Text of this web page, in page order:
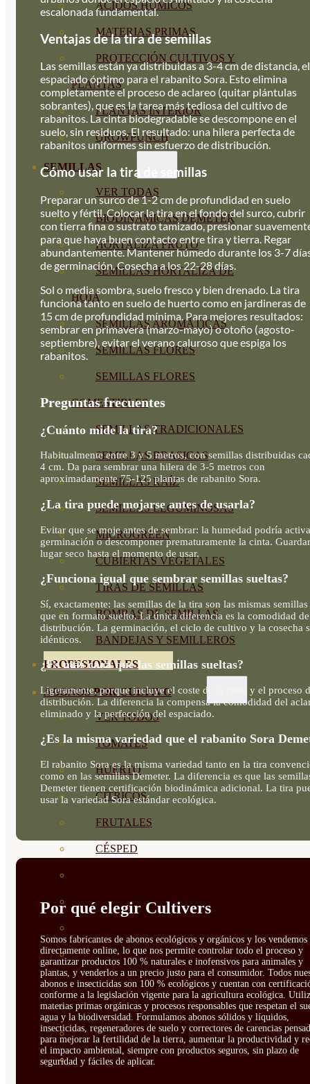
ÁCIDOS HÚMICOS
MATERIAS PRIMAS
PROTECCIÓN CULTIVOS Y
PLANTAS
PLANTAS INTERIOR
GROWPUNCH
SEMILLAS
VER TODAS
BIODINÁMICAS DEMETER
HORTALIZA FRUTO
SEMILLAS HORTALIZA DE
HOJA
SEMILLAS AROMÁTICAS
SEMILLAS FLORES
SEMILLAS FLORES
COMESTIBLES
SEMILLAS TRADICIONALES
SEMILLAS BRASICAS
SEMILLAS RAÍZ
SEMILLAS LEGUMINOSAS
MICROGREEN
CUBIERTAS VEGETALES
TIRAS DE SEMILLAS
BOMBAS DE SEMILLAS
BANDEJAS Y SEMILLEROS
PROFESIONALES
ABONOS POR CULTIVO
VER TODOS
TOMATES
HUERTO
CÍTRICOS
FRUTALES
CÉSPED
CONÍFERAS Y SETOS
CACTUS, CRASAS Y
SUCULENTAS
PLANTAS DE INTERIOR
ORQUIDEAS
ORNAMENTALES
escalonada fundamental.
Ventajas de la tira de semillas
Las semillas están ya distribuidas a 3-4 cm de distancia, el
espaciado óptimo para el rabanito Sora. Esto elimina
completamente el proceso de aclareo (quitar plántulas
sobrantes), que es la tarea más tediosa del cultivo de
rabanitos. La cinta biodegradable se descompone en el
suelo, sin residuos. El resultado: una hilera perfecta de
rabanitos uniformes sin esfuerzo de distribución.
Cómo usar la tira de semillas
Preparar un surco de 1-2 cm de profundidad en suelo
suelto y fértil. Colocar la tira en el fondo del surco, cubrir
con tierra fina o sustrato tamizado, presionar
para que haya buen contacto entre tira y tierra. Regar
abundantemente. Mantener húmedo durante los 3-7
de germinación. Cosecha a los 22-28 días.
Sol o media sombra, suelo fresco y bien drenado. La tira
funciona tanto en suelo de huerto como en jardineras de
15 cm de profundidad mínima. Para mejores resultados:
sembrar en primavera (marzo-mayo) o otoño (agosto-
septiembre), evitar el verano caluroso que espiga los
rabanitos.
Preguntas frecuentes
¿Cuánto mide la tira?
Habitualmente entre 3 y 5 metros, con semillas distribuidas
4 cm. Da para sembrar una hilera de 3-5 metros con
aproximadamente 75-125 plantas de rabanito Sora.
¿La tira puede mojarse antes de usarla?
Evitar que se moje antes de sembrar: la humedad podría
germinación o descomponer prematuramente la cinta.
lugar seco hasta el momento de usar.
¿Funciona igual que sembrar semillas sueltas?
Sí, exactamente: las semillas de la tira son las mismas semillas
que en formato suelto. La única diferencia es la comodidad de
distribución. La germinación, el ciclo de cultivo y la cosecha
idénticos.
¿Es más cara que las semillas sueltas?
Ligeramente, porque incluye el coste de la cinta y el proceso
distribución. La diferencia la compensa la comodidad del
eliminado y la perfección del espaciado.
¿Es la misma variedad que el rabanito Sora
El rabanito Sora es la misma variedad tanto en la tira
como en las semillas Demeter. La diferencia es que las
Demeter tienen certificación biodinámica adicional. La tira
usar la variedad Sora estándar ecológica.
Por qué elegir Cultivers
Somos fabricantes de abonos ecológicos y orgánicos y los vendemos
directamente online, lo que nos permite controlar todo el proceso y
garantizar productos 100 % naturales e inofensivos para animales y
plantas, y venderlos a un precio justo para el consumidor. Todos
abonos e insecticidas son 100 % ecológicos y cuentan con
conforme a la legislación vigente para la agricultura ecológica.
materias primas orgánicas y procesos responsables que respetan el
agua y la biodiversidad. Formulamos abonos sólidos y líquidos,
insecticidas, regeneradores de suelo y correctores de carencias
para mejorar la fertilidad de la tierra, aumentar la productividad y
el impacto ambiental, siempre con productos seguros, sin plazo de
seguridad y fáciles de aplicar.